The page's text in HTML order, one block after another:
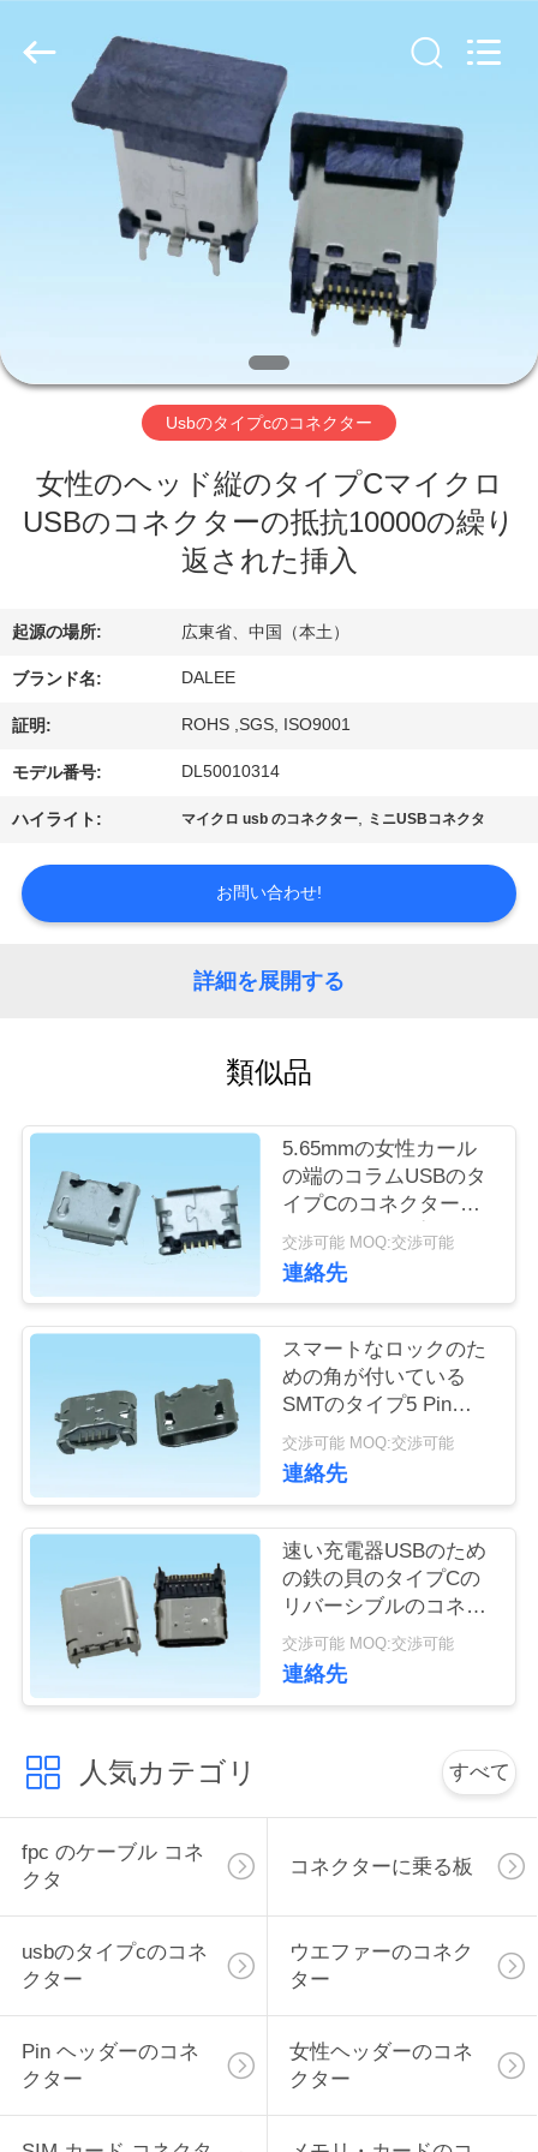
ク
達
つ
い
て
工
場
旅
管
達
し
用
を
要
し
な
さ
い
Dalee
Electronic
Usbのタイプcのコネクター
女性のヘッド縦のタイプCマイクロ
USBのコネクターの抵抗10000の繰り
返された挿入
起源の場所: 広東省、中国（本土）
ブランド名: DALEE
証明: ROHS ,SGS, ISO9001
モデル番号: DL50010314
ハイライト: マイクロ usb のコネクター, ミニUSBコネクタ
お問い合わせ!
詳細を展開する
類似品
5.65mmの女性カール
の端のコラムUSBのタ
イプCのコネクターは
PCB板をタイプ インし
ます
交渉可能 MOQ:交渉可能
連絡先
スマートなロックのた
めの角が付いている
SMTのタイプ5 Pin
USB Cのコネクター
4.85mmのまっすぐな
側面
交渉可能 MOQ:交渉可能
連絡先
速い充電器USBのため
の鉄の貝のタイプCの
リバーシブルのコネク
ターの女性の性
交渉可能 MOQ:交渉可能
連絡先
人気カテゴリ すべて
fpc のケーブル コネ
クタ
コネクターに乗る板
usbのタイプcのコネ
クター
ウエファーのコネク
ター
Pin ヘッダーのコネ
クター
女性ヘッダーのコネ
クター